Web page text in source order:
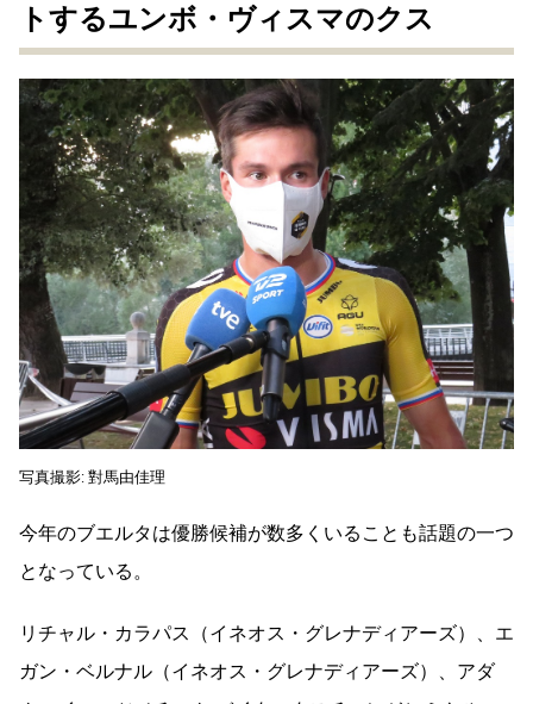
トするユンボ・ヴィスマのクス
写真撮影: 對馬由佳理
今年のブエルタは優勝候補が数多くいることも話題の一つ
となっている。
リチャル・カラパス（イネオス・グレナディアーズ）、エ
ガン・ベルナル（イネオス・グレナディアーズ）、アダ